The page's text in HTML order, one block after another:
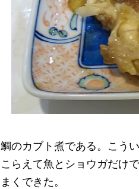
鯛のカブト煮である。こう
こらえて魚とショウガだけ
まくできた。